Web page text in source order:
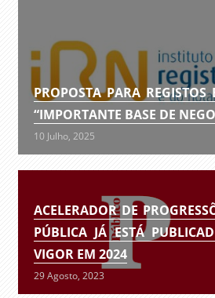
PROPOSTA PARA REGISTOS
“IMPORTANTE BASE DE
10 Julho, 2025
ACELERADOR DE
PÚBLICA JÁ ESTÁ
VIGOR EM 2024
29 Agosto, 2023